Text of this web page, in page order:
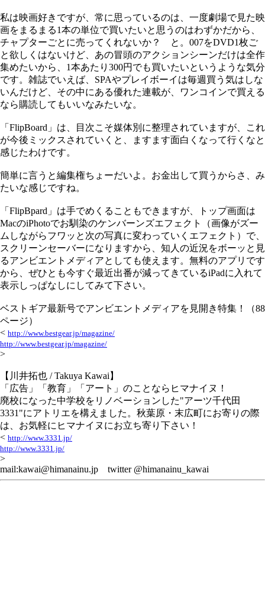
私は映画好きですが、常に思っているのは、一度劇場で見た映
画をまるまる1本の単位で買いたいと思うのはわずかだから、
チャプターごとに売ってくれないか？ と。007をDVD1枚ご
と欲しくはないけど、あの冒頭のアクションシーンだけは全作
集めたいから、1本あたり300円でも買いたいというような気分
です。雑誌でいえば、SPAやプレイボーイは毎週買う気はしな
いんだけど、その中にある優れた連載が、ワンコインで買える
なら購読してもいいなみたいな。
「FlipBoard」は、目次こそ媒体別に整理されていますが、これ
が今後ミックスされていくと、ますます面白くなって行くなと
感じたわけです。
簡単に言うと編集権ちょーだいよ。お金出して買うからさ、み
たいな感じですね。
「FlipBpard」は手でめくることもできますが、トップ画面は
MacのiPhotoでお馴染のケンバーンズエフェクト（画像がズー
ムしながらフワッと次の写真に変わっていくエフェクト）で、
スクリーンセーバーになりますから、知人の近況をボーッと見
るアンビエントメディアとしても使えます。無料のアプリです
から、ぜひとも今すぐ最近出番が減ってきているiPadに入れて
表示しっぱなしにしてみて下さい。
ベストギア最新号でアンビエントメディアを見開き特集！（88
ページ）
< http://www.bestgear.jp/magazine/
http://www.bestgear.jp/magazine/
>
【川井拓也 / Takuya Kawai】
「広告」「教育」「アート」のことならヒマナイヌ！
廃校になった中学校をリノベーションした"アーツ千代田
3331"にアトリエを構えました。秋葉原・末広町にお寄りの際
は、お気軽にヒマナイヌにお立ち寄り下さい！
< http://www.3331.jp/
http://www.3331.jp/
>
mail:kawai@himanainu.jp twitter @himanainu_kawai